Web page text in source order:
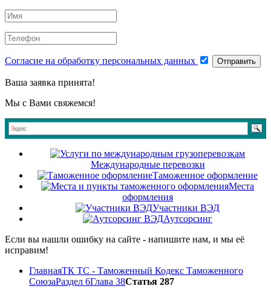
Согласие на обработку персональных данных Отправить
Ваша заявка принята!
Мы с Вами свяжемся!
Международные перевозки
Таможенное оформление
Места
оформления
Участники ВЭД
Аутсорсинг
Если вы нашли ошибку на сайте - напишите нам, и мы её
исправим!
ГлавнаяТК ТС - Таможенный Кодекс Таможенного
СоюзаРаздел 6Глава 38Статья 287